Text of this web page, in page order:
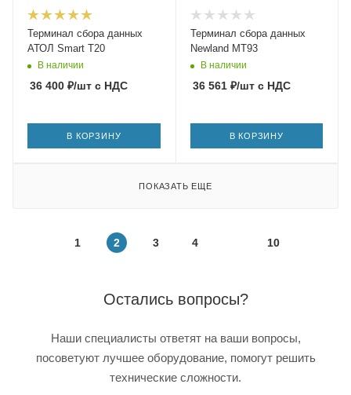
Терминал сбора данных
АТОЛ Smart T20
В наличии
36 400 ₽/шт с НДС
В КОРЗИНУ
Терминал сбора данных
Newland MT93
В наличии
36 561₽/штс НДС
В КОРЗИНУ
ПОКАЗАТЬ ЕЩЕ
1 2 3 4 10
Остались вопросы?
Наши специалисты ответят на ваши вопросы,
посоветуют лучшее оборудование, помогут решить
технические сложности.